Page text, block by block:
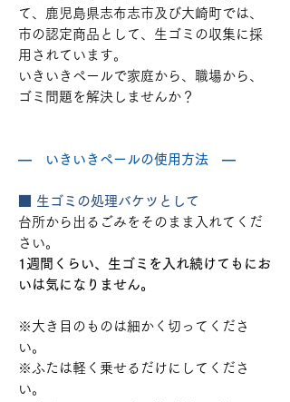
て、鹿児島県志布志市及び大崎町では、
市の認定商品として、生ゴミの収集に採
用されています。
いきいきペールで家庭から、職場から、
ゴミ問題を解決しませんか？
― いきいきペールの使用方法 ―
■ 生ゴミの処理バケツとして
台所から出るごみをそのまま入れてくだ
さい。
1週間くらい、生ゴミを入れ続けてもにお
いは気になりません。
※大き目のものは細かく切ってくださ
い。
※ふたは軽く乗せるだけにしてくださ
い。